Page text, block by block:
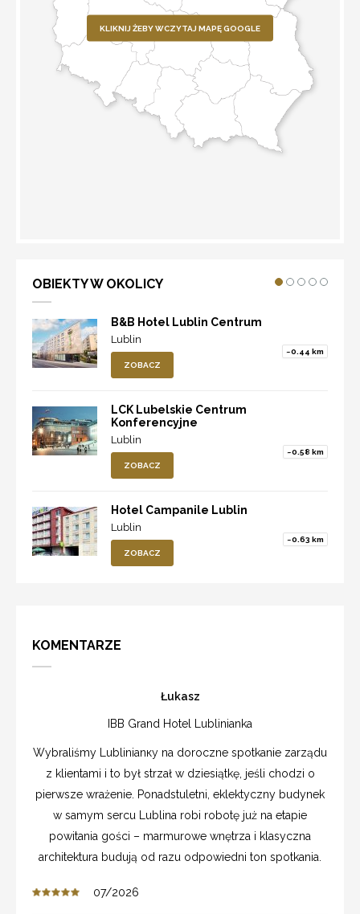
KLIKNIJ ŻEBY WCZYTAJ MAPĘ GOOGLE
OBIEKTY W OKOLICY
B&B Hotel Lublin Centrum
Lublin
~0.44 km
ZOBACZ
LCK Lubelskie Centrum
Konferencyjne
Lublin
~0.58 km
ZOBACZ
Hotel Campanile Lublin
Lublin
~0.63 km
ZOBACZ
KOMENTARZE
Łukasz
IBB Grand Hotel Lublinianka
Wybraliśmy Lublinianку na doroczne spotkanie zarządu
z klientami i to był strzał w dziesiątkę, jeśli chodzi o
pierwsze wrażenie. Ponadstuletni, eklektyczny budynek
w samym sercu Lublina robi robotę już na etapie
powitania gości – marmurowe wnętrza i klasyczna
architektura budują od razu odpowiedni ton spotkania.
07/2026